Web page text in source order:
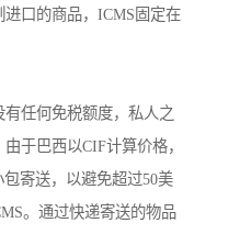
口的商品，ICMS固定在
任何免税额度，私人之
于巴西以CIF计算价格，
寄送，以避免超过50美
。通过快递寄送的物品